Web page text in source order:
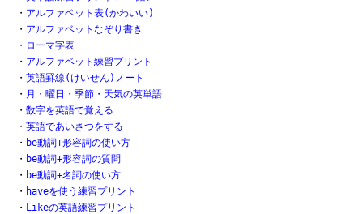
・ アルファベット表(かわいい)
・ アルファベットなぞり書き
・ ローマ字表
・ アルファベット練習プリント
・ 英語罫線(けいせん)ノート
・ 月・曜日・季節・天気の英単語
・ 数字を英語で覚える
・ 英語であいさつをする
・ be動詞+形容詞の使い方
・ be動詞+形容詞の質問
・ be動詞+名詞の使い方
・ haveを使う練習プリント
・ Likeの英語練習プリント